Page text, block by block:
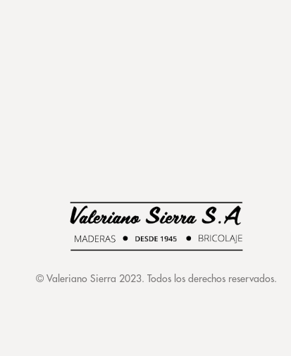
© Valeriano Sierra 2023. Todos los derechos reservados.